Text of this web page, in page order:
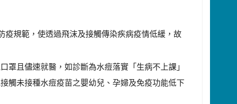
規範，使透過飛沫及接觸傳染疾病疫情低緩，故
且儘速就醫，如診斷為水痘落實「生病不上課」
觸未接種水痘疫苗之嬰幼兒、孕婦及免疫功能低下